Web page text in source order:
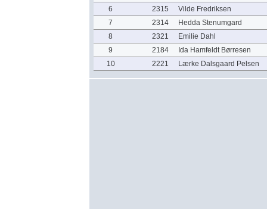
6
2315
Vilde Fredriksen
7
2314
Hedda Stenumgard
8
2321
Emilie Dahl
9
2184
Ida Hamfeldt Børresen
10
2221 Lærke Dalsgaard Pelsen